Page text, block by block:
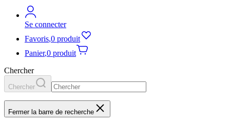
Se connecter
Favoris,0 produit
Panier,0 produit
Chercher
Chercher
Fermer la barre de recherche